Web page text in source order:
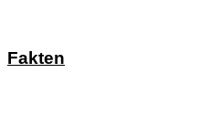
Fakten